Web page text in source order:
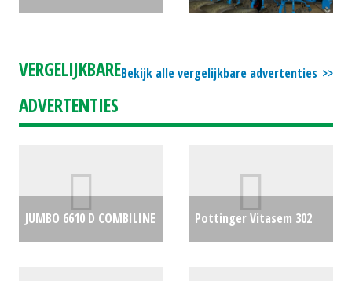
Bekijk alle vergelijkbare advertenties
VERGELIJKBARE
ADVERTENTIES
JUMBO 6610 D COMBILINE
Pottinger Vitasem 302